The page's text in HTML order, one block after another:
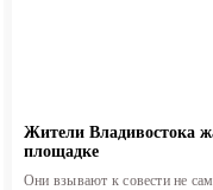
Жители Владивостока
площадке
Они взывают к совести не